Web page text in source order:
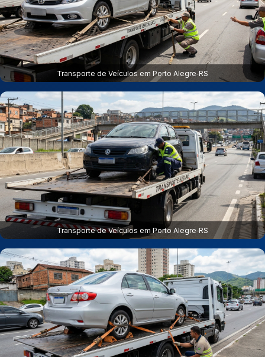
Transporte de Veículos em Porto Alegre‑RS
Transporte de Veículos em Porto Alegre‑RS